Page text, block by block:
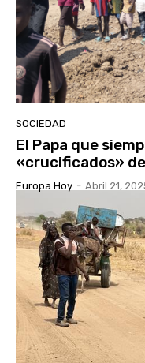
SOCIEDAD
El Papa que
«crucificados»
Europa Hoy - Abril 21,